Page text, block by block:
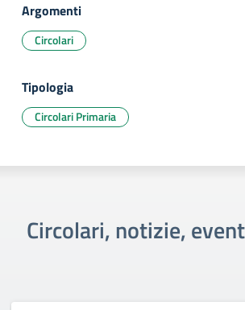
Argomenti
Circolari
Tipologia
Circolari Primaria
Circolari, notizie,